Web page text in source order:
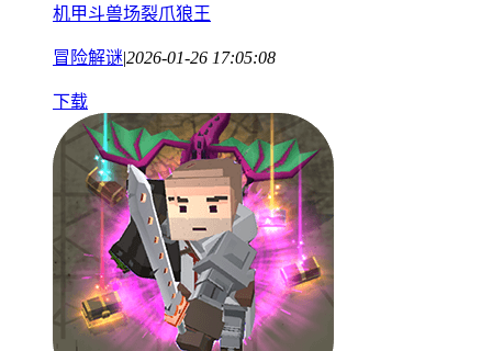
机甲斗兽场裂爪狼王
冒险解谜|2026-01-26 17:05:08
下载